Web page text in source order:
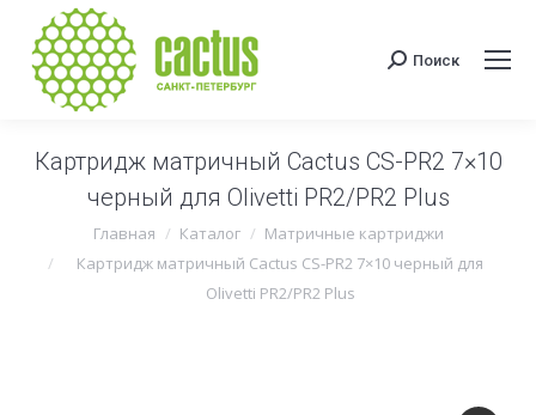
Поиск:
Поиск
Картридж матричный Cactus CS-PR2 7×10
черный для Olivetti PR2/PR2 Plus
Вы здесь:Главная Каталог
Матричные картриджи
Картридж матричный Cactus CS-PR2 7×10 черный для
Olivetti PR2/PR2 Plus